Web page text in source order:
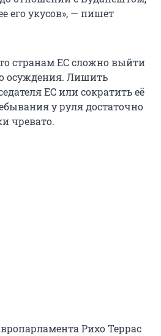
его укусов», — пишет
странам ЕС сложно выйти
осуждения. Лишить
ЕС или сократить её
у руля достаточно
чревато.
Рихо Террас